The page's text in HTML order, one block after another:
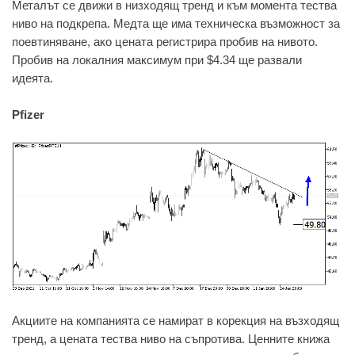
Металът се движи в низходящ тренд и към момента тества
ниво на подкрепа. Медта ще има техническа възможност за
поевтиняване, ако цената регистрира пробив на нивото.
Пробив на локалния максимум при $4.34 ще развали
идеята.
Pfizer
Акциите на компанията се намират в корекция на възходящ
тренд, а цената тества ниво на съпротива. Ценните книжа